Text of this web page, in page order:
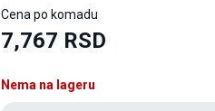
Cena po komadu
7,767 RSD
Nema na lageru